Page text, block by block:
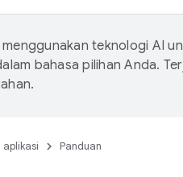
teknologi AI
bahasa pilihan Anda.
Panduan